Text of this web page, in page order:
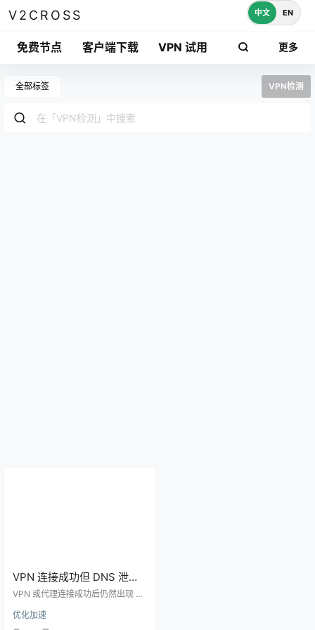
V2CROSS
免费节点 客户端下载 VPN 试用 更多
中文 EN
全部标签 VPN检测
VPN 连接成功但 DNS 泄露
怎么办？检测和修复步骤
VPN 或代理连接成功后仍然出现 D
览器安全 DNS、系统私有 DNS、规
则分流和全局模式。
优化加速